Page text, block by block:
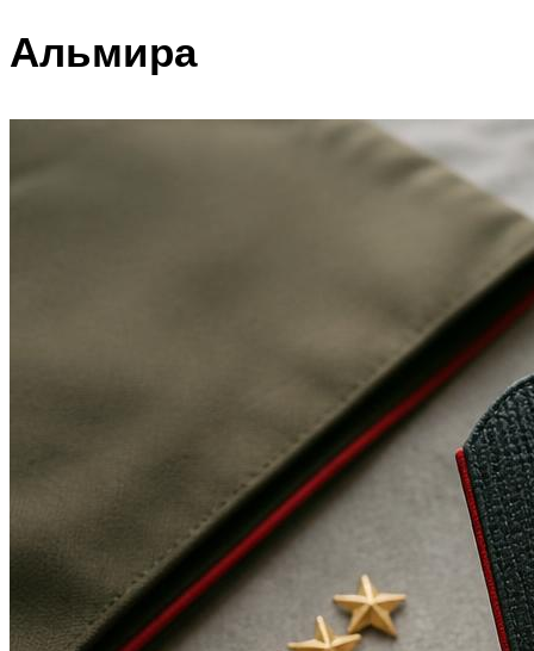
Альмира